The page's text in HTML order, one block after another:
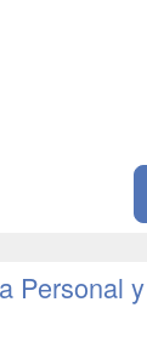
Personal